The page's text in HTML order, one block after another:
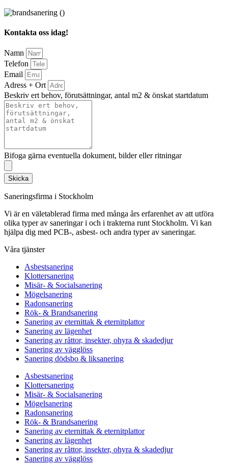
Kontakta oss idag!
Namn
Telefon
Email
Adress + Ort
Beskriv ert behov, förutsättningar, antal m2 & önskat startdatum
Bifoga gärna eventuella dokument, bilder eller ritningar
Skicka
Saneringsfirma i Stockholm
Vi är en väletablerad firma med många års erfarenhet av att utföra
olika typer av saneringar i och i trakterna runt Stockholm. Vi kan
hjälpa dig med PCB-, asbest- och andra typer av saneringar.
Våra tjänster
Asbestsanering
Klottersanering
Misär- & Socialsanering
Mögelsanering
Radonsanering
Rök- & Brandsanering
Sanering av eternittak & eternitplattor
Sanering av lägenhet
Sanering av råttor, insekter, ohyra & skadedjur
Sanering av vägglöss
Sanering dödsbo & liksanering
Asbestsanering
Klottersanering
Misär- & Socialsanering
Mögelsanering
Radonsanering
Rök- & Brandsanering
Sanering av eternittak & eternitplattor
Sanering av lägenhet
Sanering av råttor, insekter, ohyra & skadedjur
Sanering av vägglöss